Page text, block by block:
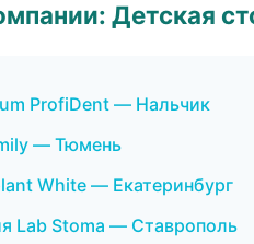
Детская
ProfiDent — Нальчик
— Тюмень
White — Екатеринбург
Lab Stoma — Ставрополь